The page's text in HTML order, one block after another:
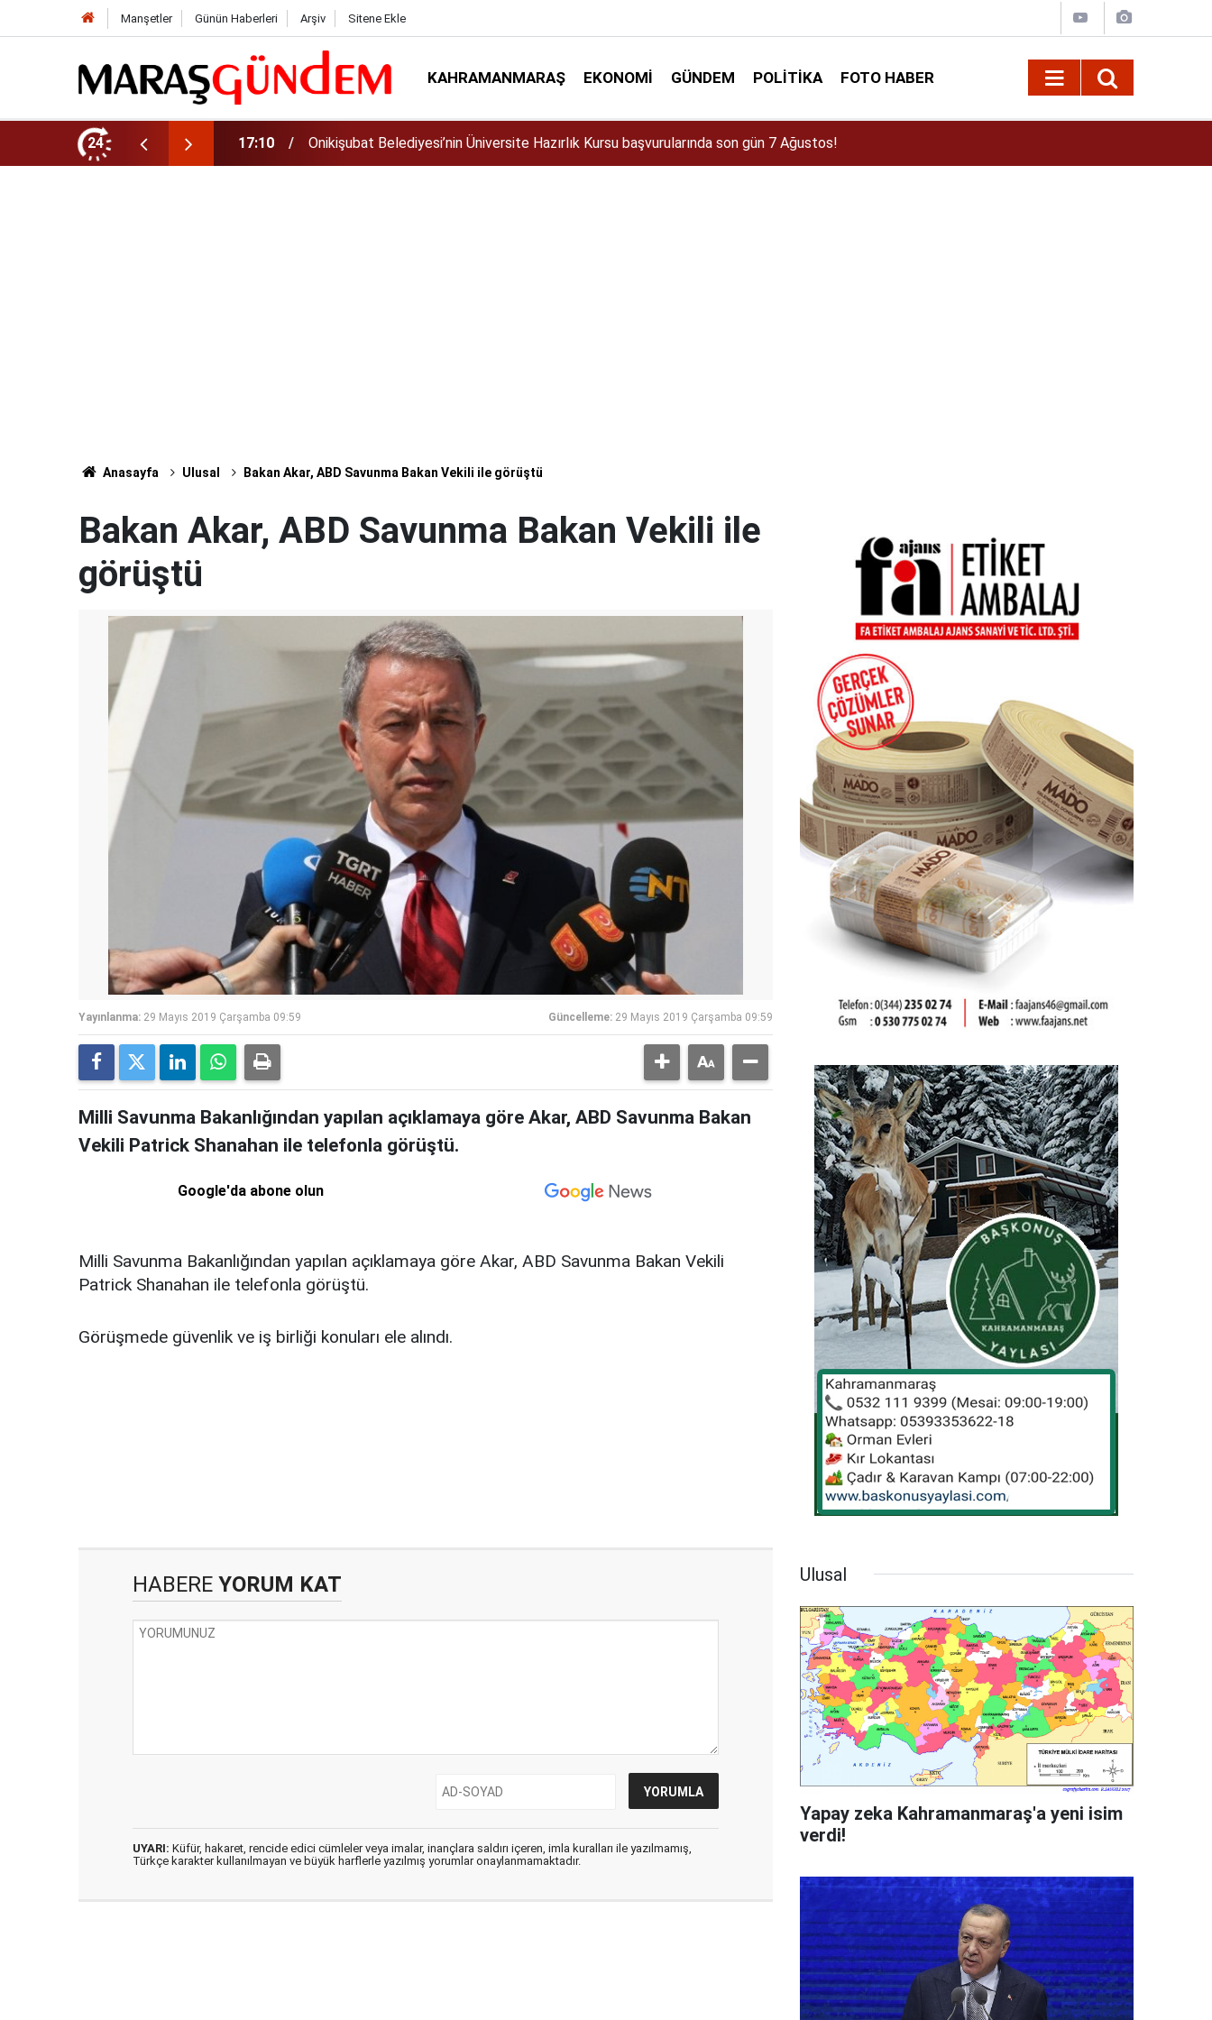
Manşetler Günün Haberleri Arşiv Sitene Ekle
KAHRAMANMARAŞ EKONOMI GÜNDEM POLITIKA FOTO HABER
24son gün 7 Ağustos! 17:02 Onikişubat Belediyesi’nin Gündüz Bakımevi’nde yeni dönemin ön kayıtları başladı!
Anasayfa Ulusal Bakan Akar, ABD Savunma Bakan Vekili ile görüştü
Bakan Akar, ABD Savunma Bakan Vekili ile
görüştü
Yayınlanma: 29 Mayıs 2019 Çarşamba 09:59 Güncelleme: 29 Mayıs 2019 Çarşamba 09:59
Milli Savunma Bakanlığından yapılan açıklamaya göre Akar, ABD Savunma Bakan
Vekili Patrick Shanahan ile telefonla görüştü.
Google'da abone olun
Milli Savunma Bakanlığından yapılan açıklamaya göre Akar, ABD Savunma Bakan Vekili
Patrick Shanahan ile telefonla görüştü.
Görüşmede güvenlik ve iş birliği konuları ele alındı.
HABERE YORUM KAT
UYARI: Küfür, hakaret, rencide edici cümleler veya imalar, inançlara saldırı içeren, imla kuralları ile yazılmamış,
Türkçe karakter kullanılmayan ve büyük harflerle yazılmış yorumlar onaylanmamaktadır.
Ulusal
Yapay zeka Kahramanmaraş'a yeni isim
verdi!